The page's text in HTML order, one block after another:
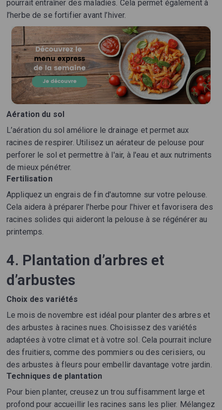
pourrait entraîner des maladies. Cela permet également à
l’herbe de se fortifier avant l’hiver.
Aération du sol
L’aération du sol améliore le drainage et permet aux
racines de respirer. Utilisez un aérateur de pelouse pour
perforer le sol et permettre à l'air, à l'eau et aux nutriments
de mieux pénétrer.
Fertilisation
Appliquez un engrais de fin d'automne sur votre pelouse.
Cela aidera à préparer l'herbe pour l'hiver et favorisera des
racines solides qui aideront la pelouse à se régénérer au
printemps.
4. Plantation d’arbres et
d’arbustes
Choix des variétés
Le mois de novembre est idéal pour planter des arbres et
des arbustes à racines nues. Choisissez des variétés
adaptées à votre climat et à votre sol. Cela pourrait inclure
des fruitiers, comme des pommiers ou des cerisiers, ou
des arbustes à fleurs pour embellir davantage votre jardin.
Techniques de plantation
Pour bien planter, creusez un trou suffisamment large et
profond pour accueillir les racines sans les plier. Mélangez